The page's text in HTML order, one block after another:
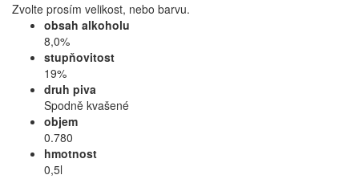
Zvolte prosím velikost, nebo barvu.
obsah alkoholu
8,0%
stupňovitost
19%
druh piva
Spodně kvašené
objem
0.780
hmotnost
0,5l